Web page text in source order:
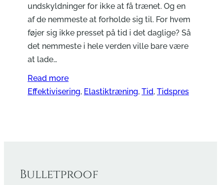
undskyldninger for ikke at få trænet. Og en
af de nemmeste at forholde sig til. For hvem
føjer sig ikke presset på tid i det daglige? Så
det nemmeste i hele verden ville bare være
at lade…
Read more
Effektivisering, Elastiktræning, Tid, Tidspres
Bulletproof